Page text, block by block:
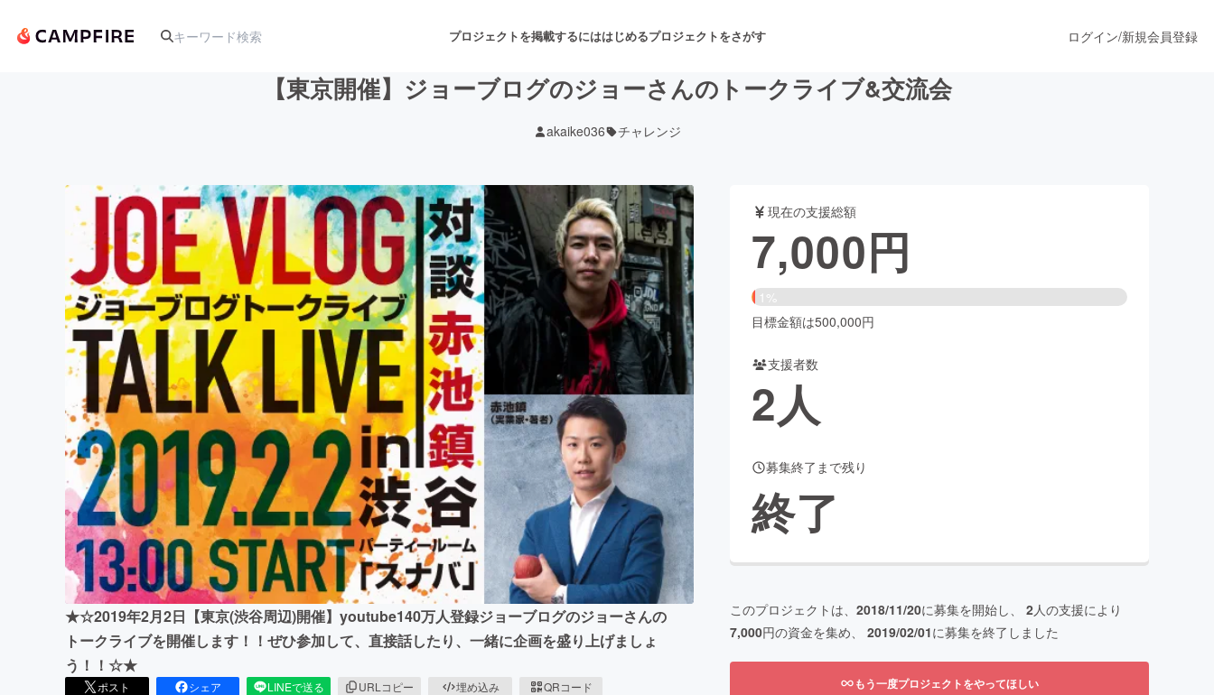
プロジェクトを掲載するにははじめるプロジェクトをさがす
アート・写真 音楽 舞台・パフォーマンス
テクノロジー・ガジェット ゲーム・サービス開発 フード・飲食店
映像・映画 書籍・雑誌出版 アニメ・漫画
ビジネス・起業 チャレンジ ビューティー・ヘルスケア
まちづくり・地域活性化
CAMPFIRE for Social Good
CAMPFIRE Creation
CAMPFIREふるさと納税machi-ya コミュニティ
ログイン/新規会員登録
【東京開催】ジョーブログのジョーさんのトークライブ&交流会
akaike036 チャレンジ
★☆2019年2月2日【東京(渋谷周辺)開催】youtube140万人登録ジョーブログのジョーさんの
トークライブを開催します！！ぜひ参加して、直接話したり、一緒に企画を盛り上げましょ
う！！☆★
ポスト シェア LINEで送る URLコピー 埋め込み QRコード
現在の支援総額
7,000円
1%
目標金額は500,000円
支援者数
2人
募集終了まで残り
終了
このプロジェクトは、 2018/11/20に募集を開始し、 2人の支援により
7,000円の資金を集め、 2019/02/01に募集を終了しました
もう一度プロジェクトをやってほしい